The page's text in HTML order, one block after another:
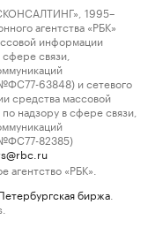
1995–
агентства «РБК»
информации
связи,
63848) и сетевого
средства массовой
надзору в сфере связи,
82385)
агентство «РБК».
биржа